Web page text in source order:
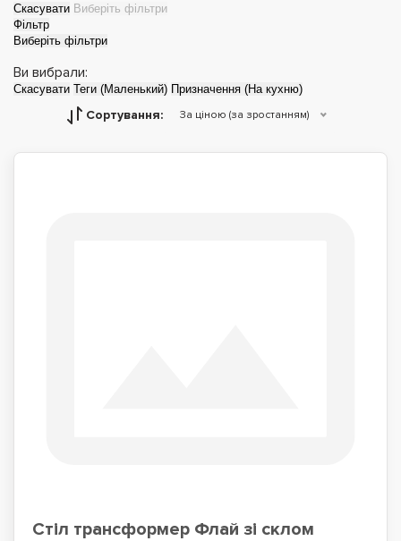
Скасувати Виберіть фільтри
Фільтр
Виберіть фільтри
Ви вибрали:
Скасувати Теги (Маленький) Призначення (На кухню)
Сортування: За ціною (за зростанням)
Стіл трансформер Флай зі склом